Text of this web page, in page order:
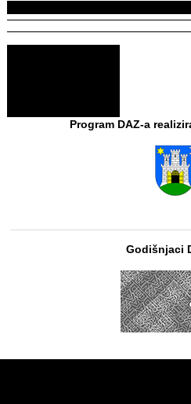
Program DAZ-a
Godišnjaci